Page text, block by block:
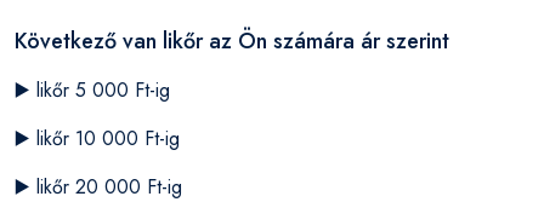
Következő van likőr az Ön számára ár szerint
▶️ likőr 5 000 Ft-ig
▶️ likőr 10 000 Ft-ig
▶️ likőr 20 000 Ft-ig